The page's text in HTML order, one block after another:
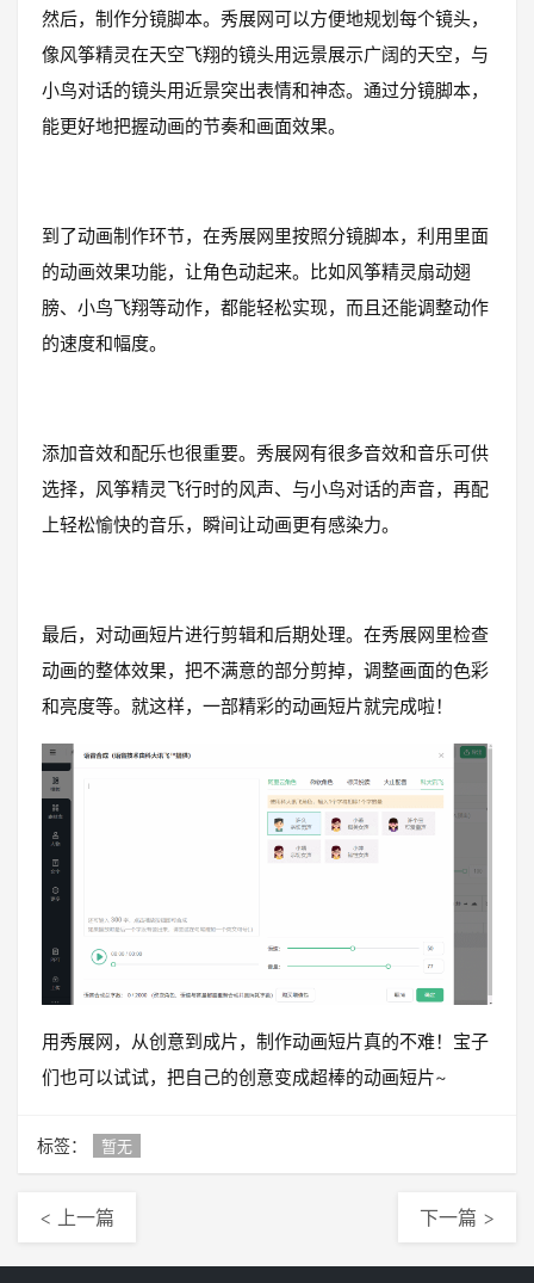
然后，制作分镜脚本。秀展网可以方便地规划每个镜头，
像风筝精灵在天空飞翔的镜头用远景展示广阔的天空，与
小鸟对话的镜头用近景突出表情和神态。通过分镜脚本，
能更好地把握动画的节奏和画面效果。
到了动画制作环节，在秀展网里按照分镜脚本，利用里面
的动画效果功能，让角色动起来。比如风筝精灵扇动翅
膀、小鸟飞翔等动作，都能轻松实现，而且还能调整动作
的速度和幅度。
添加音效和配乐也很重要。秀展网有很多音效和音乐可供
选择，风筝精灵飞行时的风声、与小鸟对话的声音，再配
上轻松愉快的音乐，瞬间让动画更有感染力。
最后，对动画短片进行剪辑和后期处理。在秀展网里检查
动画的整体效果，把不满意的部分剪掉，调整画面的色彩
和亮度等。就这样，一部精彩的动画短片就完成啦！
用秀展网，从创意到成片，制作动画短片真的不难！宝子
们也可以试试，把自己的创意变成超棒的动画短片~
标签： 暂无
< 上一篇 下一篇 >